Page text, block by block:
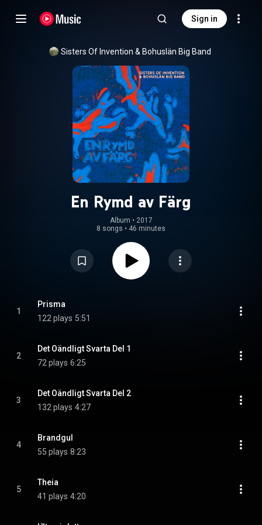
Sign in
Sisters Of Invention & Bohuslän Big Band
En Rymd av Färg
Album • 2017
8 songs • 46 minutes
1
Prisma
122 plays 5:51
2
Det Oändligt Svarta Del 1
72 plays 6:25
3
Det Oändligt Svarta Del 2
132 plays 4:27
4
Brandgul
55 plays 8:23
5
Theia
41 plays 4:20